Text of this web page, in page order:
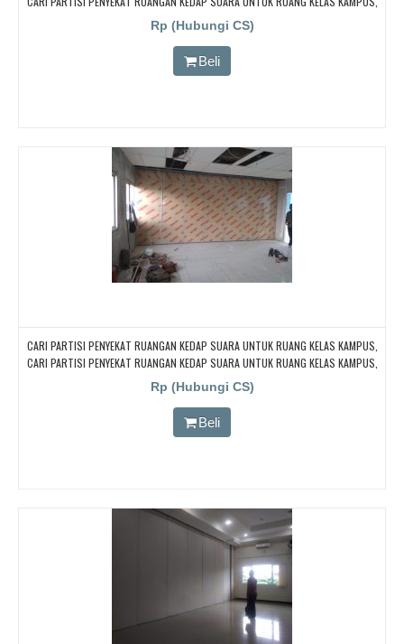
CARI PARTISI PENYEKAT RUANGAN KEDAP SUARA UNTUK RUANG KELAS KAMPUS,
CARI PARTISI PENYEKAT RUANGAN KEDAP SUARA UNTUK RUANG KELAS KAMPUS,
CARI PARTISI PENYEKAT RUANGAN KEDAP SUARA UNTUK RUANG KELAS KAMPUS
Rp (Hubungi CS)
Beli
CARI PARTISI PENYEKAT RUANGAN KEDAP SUARA UNTUK RUANG KELAS KAMPUS,
CARI PARTISI PENYEKAT RUANGAN KEDAP SUARA UNTUK RUANG KELAS KAMPUS,
CARI PARTISI PENYEKAT RUANGAN KEDAP SUARA UNTUK RUANG KELAS KAMPUS,
CARI PARTISI PENYEKAT RUANGAN KEDAP SUARA UNTUK RUANG KELAS KAMPUS,
CARI PARTISI PENYEKAT RUANGAN KEDAP SUARA UNTUK RUANG KELAS KAMPUS
Rp (Hubungi CS)
Beli